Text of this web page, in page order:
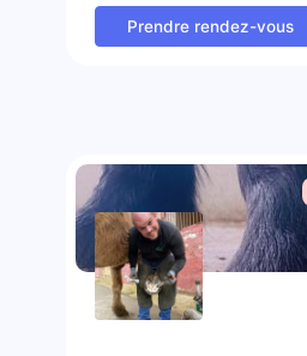
Prendre rendez-vous